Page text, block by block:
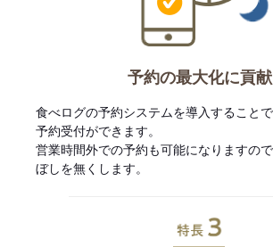
予約の最大化に貢献
食べログの予約システムを導入すること
予約受付ができます。
営業時間外での予約も可能になりますの
ぼしを無くします。